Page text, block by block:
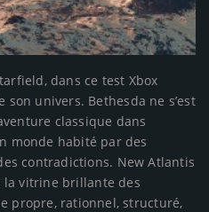
aventure d’une ampleur rare. Ce qui rend Starfield aussi prenant, c’est sa capacité à transformer chaque joueur en capitaine de sa propre histoire. Le jeu ne se contente pas de proposer des missions. Il donne des outils, des systèmes et des possibilités qui permettent de construire une identité. Le personnage peut devenir pilote d’élite, diplomate, contrebandier, scientifique, soldat, explorateur, tireur spécialisé, ingénieur spatial ou simple opportuniste toujours à la recherche d’un contrat rentable. Cette souplesse donne beaucoup de saveur à la progression. Chaque compétence débloquée donne l’impression de renforcer une orientation précise, et même si certains paliers demandent un peu de patience, la construction du personnage reste extrêmement satisfaisante sur la durée. La personnalisation de vaisseau est l’un des sommets du jeu. Au départ, elle peut impressionner par ses contraintes. Il faut penser à la masse, aux moteurs, aux réacteurs, aux armes, à la soute, au bouclier, aux modules habitables et à l’équilibre général. Puis, progressivement, ce système devient presque un jeu dans le jeu. Construire un appareil compact et agressif, imaginer un cargo lourdement armé, transformer un vaisseau récupéré en forteresse volante ou simplement chercher la ligne parfaite devient une activité passionnante. Le vaisseau n’est pas qu’un moyen de transport. Il devient un foyer, une signature, un compagnon silencieux. Peu de jeux donnent autant de plaisir à façonner son propre outil d’aventure. Cette relation au vaisseau donne aussi une dimension très personnelle aux voyages. Même lorsque les déplacements passent par des menus ou des transitions, le fait de retrouver son propre appareil, son cockpit, son équipage et ses modules crée une continuité émotionnelle. L’espace de Starfield n’est pas toujours fluide dans sa mise en scène, mais il reste habité par cette idée forte : le joueur ne traverse pas seulement des systèmes, il les traverse avec un vaisseau qui lui appartient. Cette nuance compte beaucoup. Elle transforme chaque retour à bord en pause familière, chaque amélioration en petit événement et chaque combat spatial en validation concrète des choix effectués dans l’atelier. Les combats au sol ont également beaucoup gagné en efficacité par rapport aux anciens standards du studio. Les armes ont du répondant, les déplacements en gravité réduite apportent une vraie personnalité à certains affrontements, et le jetpack dynamise les échanges dès qu’il est correctement amélioré. Starfield n’essaie pas de rivaliser avec les meilleurs FPS compétitifs, mais il offre des fusillades solides, lisibles et souvent plaisantes. L’alternance entre exploration, loot, amélioration d’équipement et combats crée une boucle très efficace. On entre dans une base pour une mission, on en ressort avec une nouvelle arme, une combinaison intéressante, quelques crédits, un journal audio et parfois une histoire inattendue. Les combats spatiaux, eux, prennent de l’ampleur à mesure que le vaisseau progresse. Les premiers affrontements peuvent sembler modestes, mais le système révèle son intérêt avec un appareil mieux équipé. Répartir l’énergie entre moteurs, boucliers et armements donne un rythme tactique simple mais agréable. Viser les moteurs d’un ennemi, désactiver son vaisseau, l’aborder puis nettoyer les couloirs à l’arme levée fait partie des grands plaisirs de Starfield. Ces séquences mélangent parfaitement les deux facettes du jeu : l’espace et le RPG d’exploration. Elles donnent parfois un aperçu de ce que pourrait être un Starfield encore plus libre, encore plus continu, mais elles sont déjà suffisamment fortes pour marquer durablement. L’exploration planétaire, souvent discutée, mérite un regard plus nuancé et plus favorable que certaines critiques rapides. Oui, des structures se répètent. Oui, toutes les planètes ne réservent pas un événement mémorable. Mais Starfield comprend quelque chose d’essentiel : l’espace doit aussi être silencieux. Toutes les lunes ne doivent pas contenir une ville, un boss ou un retournement de situation. Certaines valent pour leur lumière, leur ciel, leur isolement, leur ambiance sonore, leur sensation de solitude. Marcher sur une planète glacée, voir une géante suspendue dans le ciel, entendre uniquement le souffle de la combinaison et repérer au loin une structure inconnue suffit parfois à créer un vrai moment de science-fiction. Cette capacité à faire exister le vide est l’une des qualités les plus sous-estimées du jeu. Starfield n’a